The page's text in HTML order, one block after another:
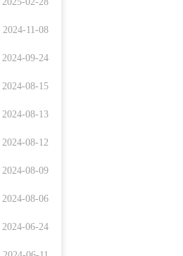
2024-11-08
2024-09-24
2024-08-15
2024-08-13
2024-08-12
2024-08-09
2024-08-06
2024-06-24